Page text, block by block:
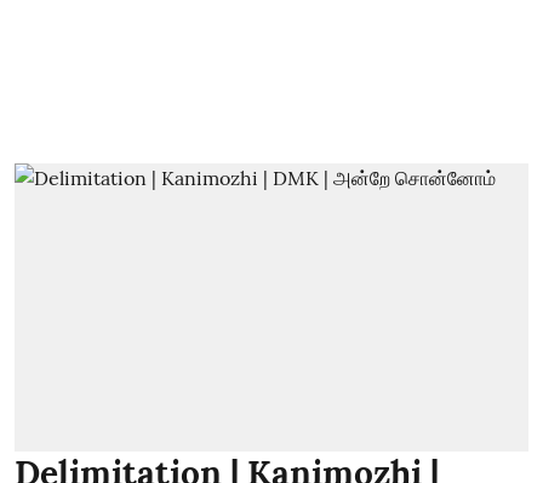
Delimitation | Kanimozhi |